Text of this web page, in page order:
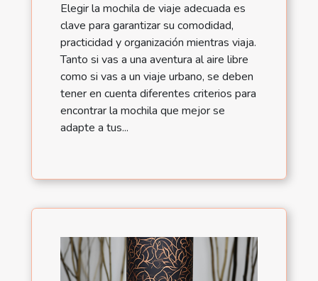
Elegir la mochila de viaje adecuada es
clave para garantizar su comodidad,
practicidad y organización mientras viaja.
Tanto si vas a una aventura al aire libre
como si vas a un viaje urbano, se deben
tener en cuenta diferentes criterios para
encontrar la mochila que mejor se
adapte a tus...